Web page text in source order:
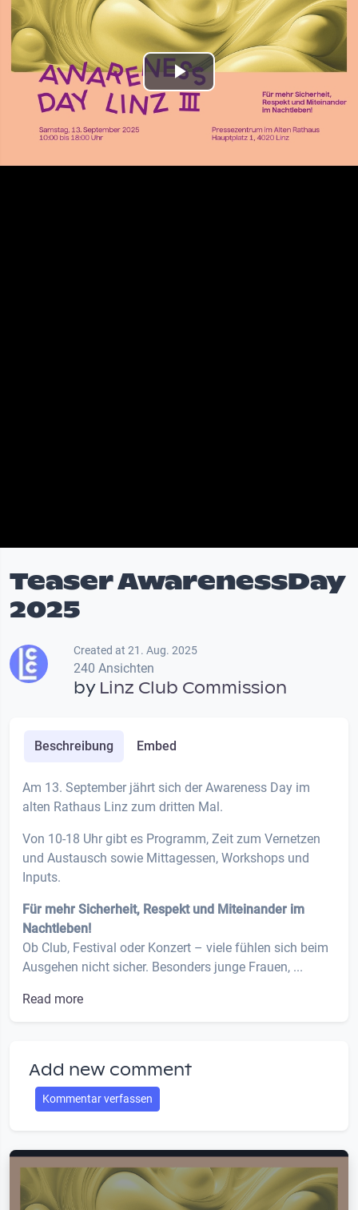
Play
Video
Teaser AwarenessDay
2025
Created at 21. Aug. 2025
240 Ansichten
by Linz Club Commission
Beschreibung Embed
Am 13. September jährt sich der Awareness Day im
alten Rathaus Linz zum dritten Mal.
Von 10-18 Uhr gibt es Programm, Zeit zum Vernetzen
und Austausch sowie Mittagessen, Workshops und
Inputs.
Für mehr Sicherheit, Respekt und Miteinander im
Nachtleben!
Ob Club, Festival oder Konzert – viele fühlen sich beim
Ausgehen nicht sicher. Besonders junge Frauen, ...
Read more
Add new comment
Kommentar verfassen